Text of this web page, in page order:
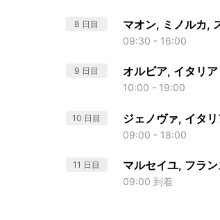
8 日目 マオン, ミノルカ,
09:30 - 16:00
9 日目 オルビア, イタリア
10:00 - 19:00
10 日目 ジェノヴァ, イタ
09:00 - 18:00
11 日目 マルセイユ, フラン
09:00 到着